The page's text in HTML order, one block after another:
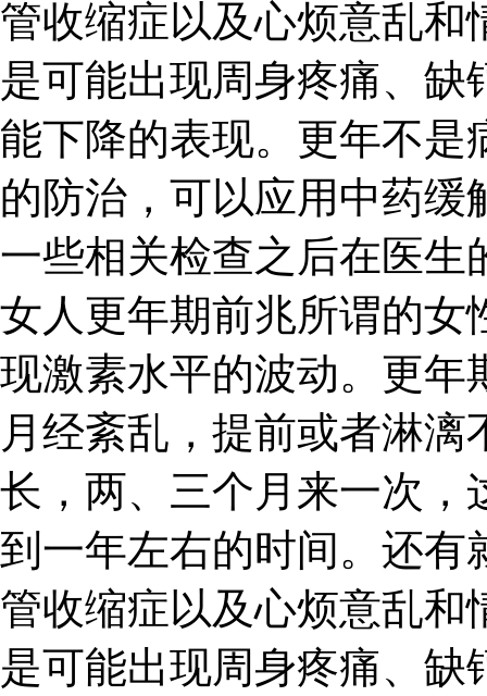
管收缩症以及心烦意乱和
是可能出现周身疼痛、
能下降的表现。更年不是
的防治，可以应用中药
一些相关检查之后在医生
女人更年期前兆所谓的女
现激素水平的波动。更年
月经紊乱，提前或者淋
长，两、三个月来一次，
到一年左右的时间。还有
管收缩症以及心烦意乱和
是可能出现周身疼痛、